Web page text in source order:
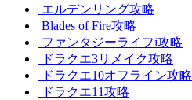
エルデンリング攻略
Blades of Fire攻略
ファンタジーライフi攻略
ドラクエ3リメイク攻略
ドラクエ10オフライン攻略
ドラクエ11攻略